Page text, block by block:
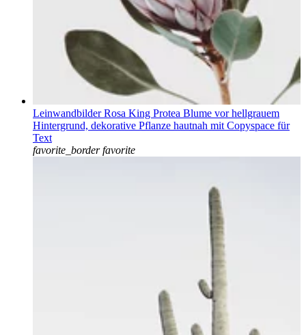
Leinwandbilder Rosa King Protea Blume vor hellgrauem
Hintergrund, dekorative Pflanze hautnah mit Copyspace für
Text
favorite_border favorite